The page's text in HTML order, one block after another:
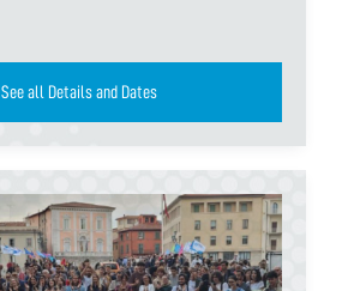
See all Details and Dates